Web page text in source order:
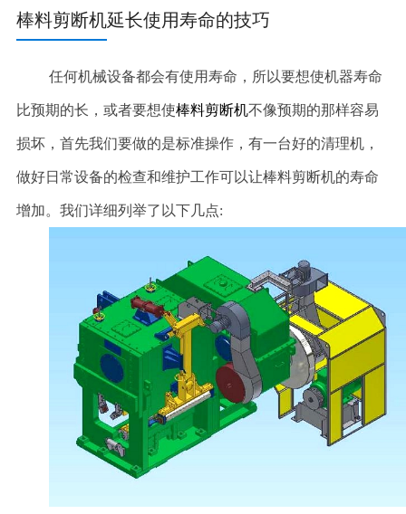
棒料剪断机延长使用寿命的技巧
任何机械设备都会有使用寿命，所以要想使机器寿命
比预期的长，或者要想使棒料剪断机不像预期的那样容易
损坏，首先我们要做的是标准操作，有一台好的清理机，
做好日常设备的检查和维护工作可以让棒料剪断机的寿命
增加。我们详细列举了以下几点: